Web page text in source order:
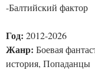
-Балтийский фактор
Год: 2012-2026
Жанр: Боевая
история, Попаданцы